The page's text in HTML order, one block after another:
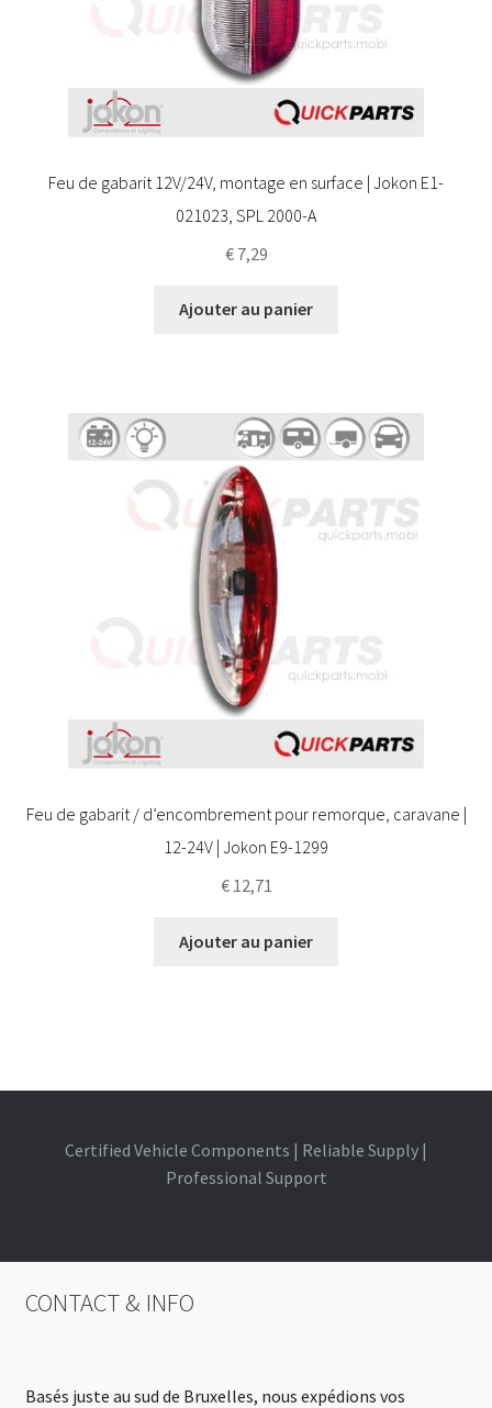
Feu de gabarit 12V/24V, montage en surface | Jokon E1-
021023, SPL 2000-A
€7,29
Ajouter au panier
Feu de gabarit / d’encombrement pour remorque, caravane |
12-24V | Jokon E9-1299
€12,71
Ajouter au panier
Certified Vehicle Components | Reliable Supply |
Professional Support
CONTACT & INFO
Basés juste au sud de Bruxelles, nous expédions vos